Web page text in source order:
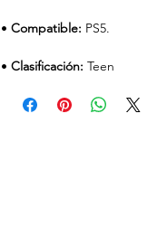
• Compatible: PS5.
• Clasificación: Teen